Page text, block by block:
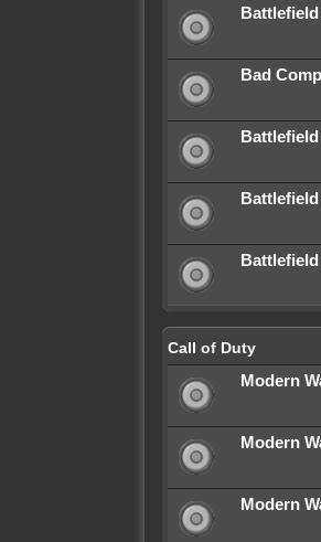
Battlefield
Bad
Battlefield
Battlefield
Battlefield
Call of Duty
Modern
Modern
Modern